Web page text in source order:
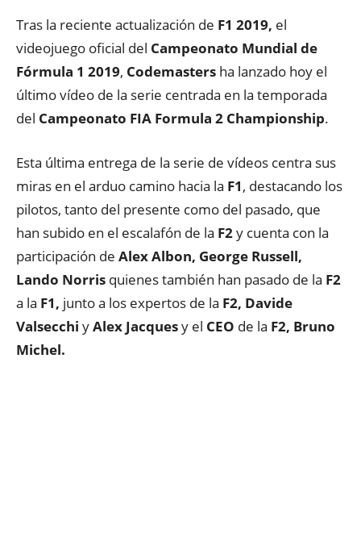
Tras la reciente actualización de F1 2019, el
videojuego oficial del Campeonato Mundial de
Fórmula 1 2019, Codemasters ha lanzado hoy el
último vídeo de la serie centrada en la temporada
del Campeonato FIA Formula 2 Championship.
Esta última entrega de la serie de vídeos centra sus
miras en el arduo camino hacia la F1, destacando los
pilotos, tanto del presente como del pasado, que
han subido en el escalafón de la F2y cuenta con la
participación de Alex Albon, George Russell,
Lando Norris quienes también han pasado de la F2
a la F1, junto a los expertos de la F2, Davide
Valsecchi yAlex Jacquesy el CEO de la F2, Bruno
Michel.